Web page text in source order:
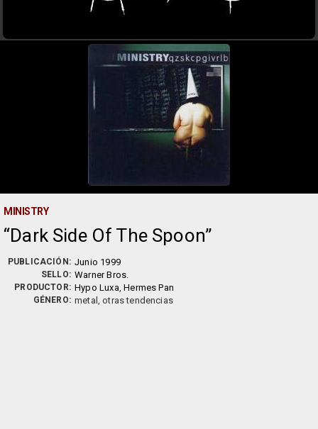
MINISTRY
Dark Side Of The Spoon
PUBLICACIÓN: Junio 1999
SELLO: Warner Bros.
PRODUCTOR: Hypo Luxa,Hermes Pan
GÉNERO: metal, otras tendencias